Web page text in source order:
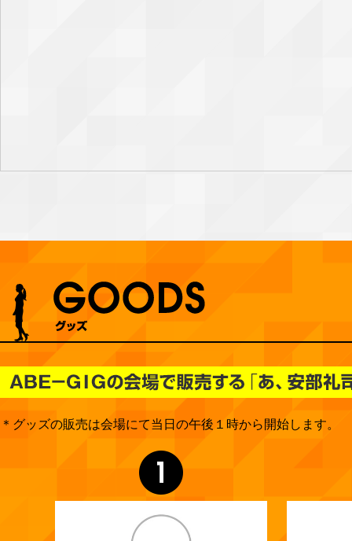
＊グッズの販売は会場にて当日の午後１時から開始します。